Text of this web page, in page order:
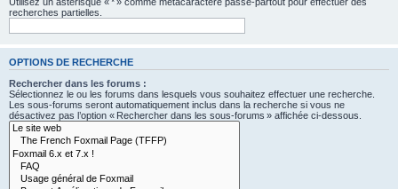
recherches partielles.
OPTIONS DE RECHERCHE
Rechercher dans les forums :
Sélectionnez le ou les forums dans lesquels vous souhaitez effectuer une recherche.
Les sous-forums seront automatiquement inclus dans la recherche si vous ne
désactivez pas l’option « Rechercher dans les sous-forums » affichée ci-dessous.